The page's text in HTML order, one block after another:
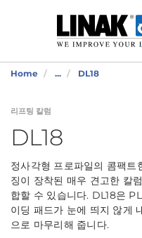
Home ... DL18
리프팅 칼럼
DL18
정사각형 프로파일의 콤팩트
징이 장착된 매우 견고한 칼
합할 수 있습니다. DL18은
이딩 패드가 눈에 띄지 않게
으로 마무리해 줍니다.